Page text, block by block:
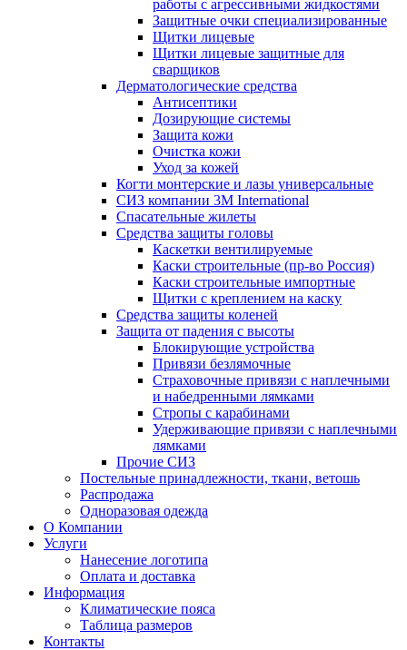
работы с агрессивными жидкостями
Защитные очки специализированные
Щитки лицевые
Щитки лицевые защитные для
сварщиков
Дерматологические средства
Антисептики
Дозирующие системы
Защита кожи
Очистка кожи
Уход за кожей
Когти монтерские и лазы универсальные
СИЗ компании 3М International
Спасательные жилеты
Средства защиты головы
Каскетки вентилируемые
Каски строительные (пр-во Россия)
Каски строительные импортные
Щитки с креплением на каску
Средства защиты коленей
Защита от падения с высоты
Блокирующие устройства
Привязи безлямочные
Страховочные привязи с наплечными
и набедренными лямками
Стропы с карабинами
Удерживающие привязи с наплечными
лямками
Прочие СИЗ
Постельные принадлежности, ткани, ветошь
Распродажа
Одноразовая одежда
О Компании
Услуги
Нанесение логотипа
Оплата и доставка
Информация
Климатические пояса
Таблица размеров
Контакты